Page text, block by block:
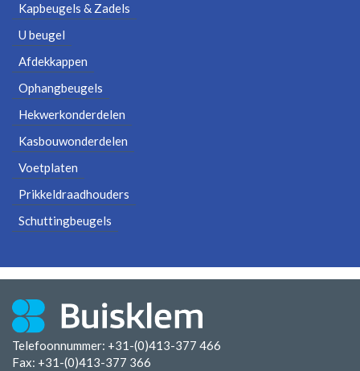
Kapbeugels & Zadels
U beugel
Afdekkappen
Ophangbeugels
Hekwerkonderdelen
Kasbouwonderdelen
Voetplaten
Prikkeldraadhouders
Schuttingbeugels
Telefoonnummer: +31-(0)413-377 466
Fax: +31-(0)413-377 366